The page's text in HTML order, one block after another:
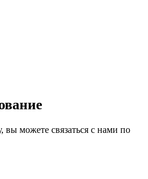
вы можете связаться с нами по